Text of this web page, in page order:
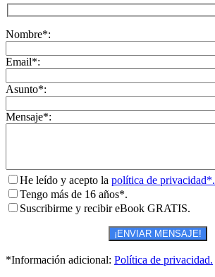
Nombre*:
Email*:
Asunto*:
Mensaje*:
He leído y acepto la política de privacidad*.
Tengo más de 16 años*.
Suscribirme y recibir eBook GRATIS.
*Información adicional: Política de privacidad.